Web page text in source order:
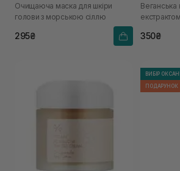
Purifyng Scalp Scaler 50 мл
Очищаюча маска для шкіри
голови з морською сіллю
295₴
мл
Веганська
350₴
ВИБІР
ПОДАРУНОК